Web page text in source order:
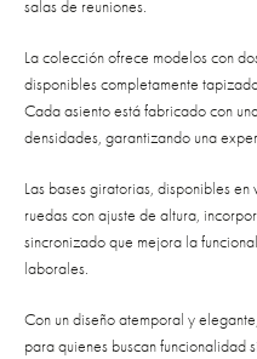
salas de reuniones.
La colección ofrece modelos con
disponibles completamente
Cada asiento está fabricado con
densidades, garantizando una
Las bases giratorias, disponibles
ruedas con ajuste de altura,
sincronizado que mejora la
laborales.
Con un diseño atemporal y elegante,
para quienes buscan funcionalidad